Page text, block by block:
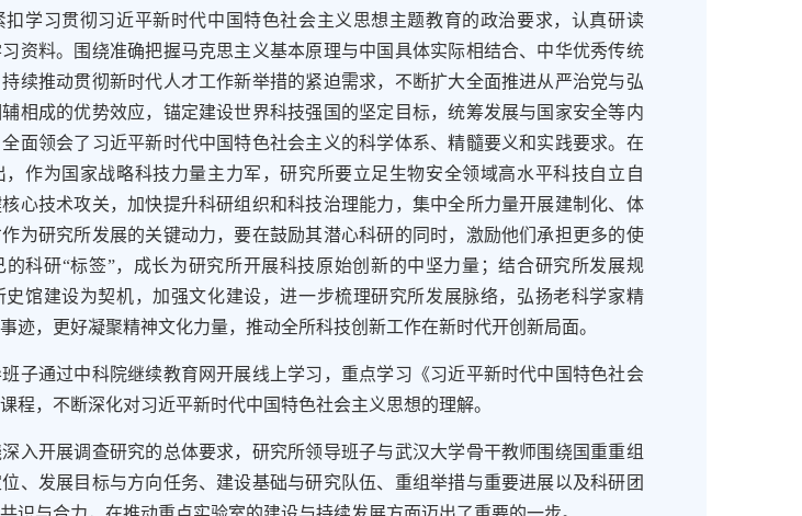
扣学习贯彻习近平新时代中国特色社会主义思想主题教育的政治要求，认真研读
习资料。围绕准确把握马克思主义基本原理与中国具体实际相结合、中华优秀传统
续推动贯彻新时代人才工作新举措的紧迫需求，不断扩大全面推进从严治党与弘
相成的优势效应，锚定建设世界科技强国的坚定目标，统筹发展与国家安全等内
面领会了习近平新时代中国特色社会主义的科学体系、精髓要义和实践要求。在
作为国家战略科技力量主力军，研究所要立足生物安全领域高水平科技自立自
心技术攻关，加快提升科研组织和科技治理能力，集中全所力量开展建制化、体
为研究所发展的关键动力，要在鼓励其潜心科研的同时，激励他们承担更多的使
科研“标签”，成长为研究所开展科技原始创新的中坚力量；结合研究所发展规
馆建设为契机，加强文化建设，进一步梳理研究所发展脉络，弘扬老科学家精
迹，更好凝聚精神文化力量，推动全所科技创新工作在新时代开创新局面。
通过中科院继续教育网开展线上学习，重点学习《习近平新时代中国特色社会
程，不断深化对习近平新时代中国特色社会主义思想的理解。
开展调查研究的总体要求，研究所领导班子与武汉大学骨干教师围绕国重重组
、发展目标与方向任务、建设基础与研究队伍、重组举措与重要进展以及科研团